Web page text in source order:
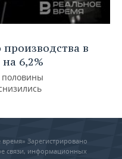
в
6,2%
половины
Зарегистрировано
связи, информационных